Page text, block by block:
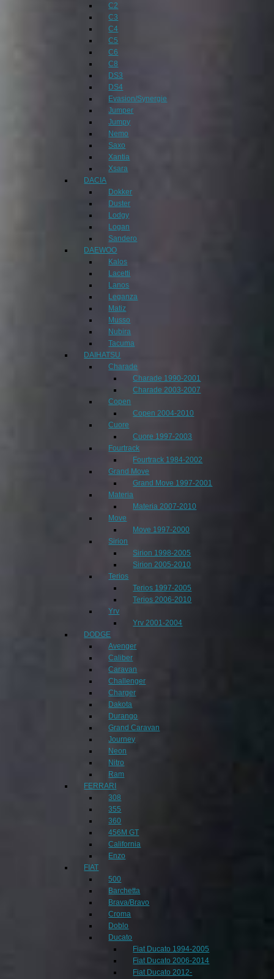
C2
C3
C4
C5
C6
C8
DS3
DS4
Evasion/Synergie
Jumper
Jumpy
Nemo
Saxo
Xantia
Xsara
DACIA
Dokker
Duster
Lodgy
Logan
Sandero
DAEWOO
Kalos
Lacetti
Lanos
Leganza
Matiz
Musso
Nubira
Tacuma
DAIHATSU
Charade
Charade 1990-2001
Charade 2003-2007
Copen
Copen 2004-2010
Cuore
Cuore 1997-2003
Fourtrack
Fourtrack 1984-2002
Grand Move
Grand Move 1997-2001
Materia
Materia 2007-2010
Move
Move 1997-2000
Sirion
Sirion 1998-2005
Sirion 2005-2010
Terios
Terios 1997-2005
Terios 2006-2010
Yrv
Yrv 2001-2004
DODGE
Avenger
Caliber
Caravan
Challenger
Charger
Dakota
Durango
Grand Caravan
Journey
Neon
Nitro
Ram
FERRARI
308
355
360
456M GT
California
Enzo
FIAT
500
Barchetta
Brava/Bravo
Croma
Doblo
Ducato
Fiat Ducato 1994-2005
Fiat Ducato 2006-2014
Fiat Ducato 2012-